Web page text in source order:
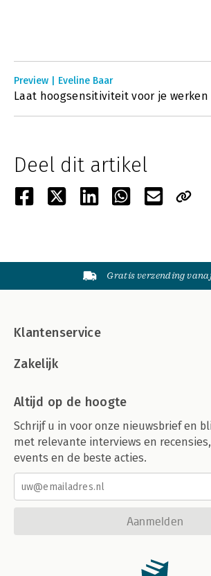
Preview | Eveline Baar
Laat hoogsensitiviteit voor je werken
Deel dit artikel
Gratis verzending
Klantenservice
Zakelijk
Altijd op de hoogte
Schrijf u in voor onze nieuwsbrief en
met relevante interviews en
events en de beste acties.
Aanmelden